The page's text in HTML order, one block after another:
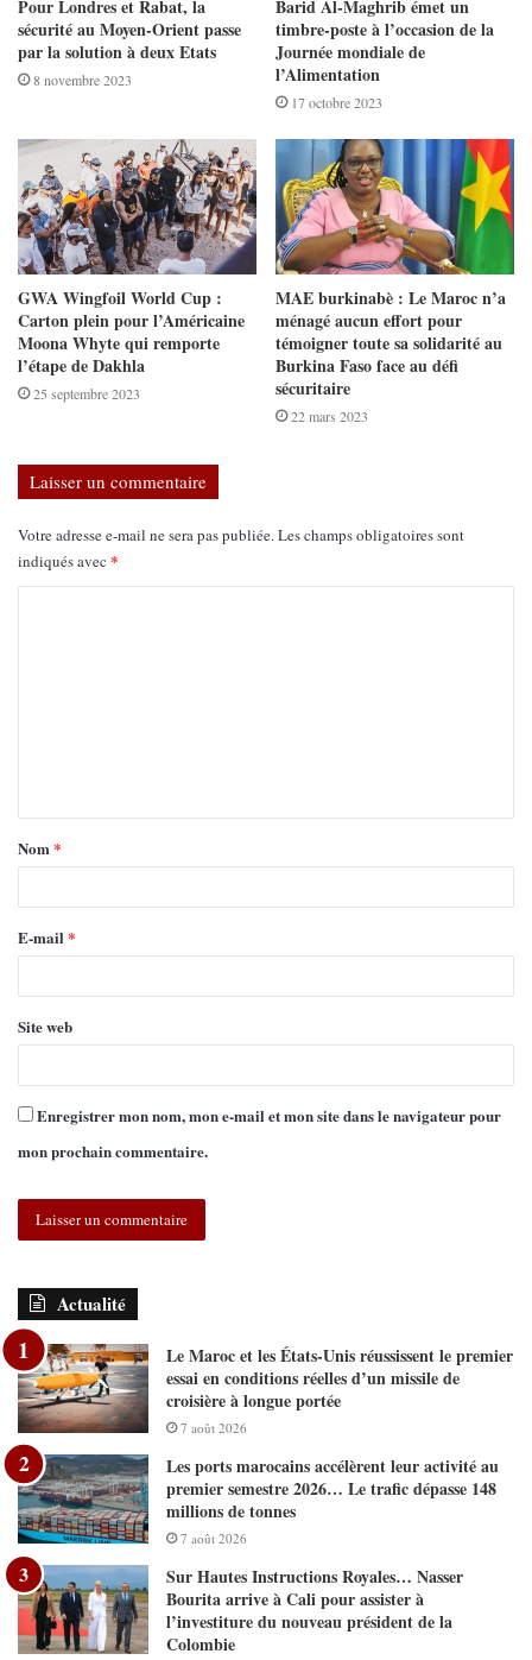
Pour Londres et Rabat, la
sécurité au Moyen-Orient passe
par la solution à deux Etats
8 novembre 2023
Barid Al-Maghrib émet un
timbre-poste à l’occasion de la
Journée mondiale de
l’Alimentation
17 octobre 2023
GWA Wingfoil World Cup :
Carton plein pour l’Américaine
Moona Whyte qui remporte
l’étape de Dakhla
25 septembre 2023
MAE burkinabè : Le Maroc n’a
ménagé aucun effort pour
témoigner toute sa solidarité au
Burkina Faso face au défi
sécuritaire
22 mars 2023
Laisser un commentaire
Votre adresse e-mail ne sera pas publiée.Les champs obligatoires sont
indiqués avec *
Nom*
E-mail *
Site web
Enregistrer mon nom, mon e-mail et mon site dans le navigateur pour
mon prochain commentaire.
Actualité
Le Maroc et les États-Unis réussissent le premier
essai en conditions réelles d’un missile de
croisière à longue portée
7 août 2026
Les ports marocains accélèrent leur activité au
premier semestre 2026… Le trafic dépasse 148
millions de tonnes
7 août 2026
Sur Hautes Instructions Royales… Nasser
Bourita arrive à Cali pour assister à
l’investiture du nouveau président de la
Colombie